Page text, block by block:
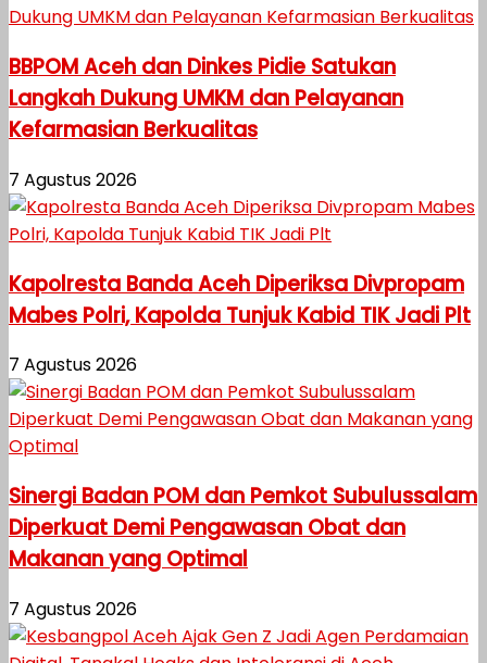
BBPOM Aceh dan Dinkes Pidie Satukan
Langkah Dukung UMKM dan Pelayanan
Kefarmasian Berkualitas
7 Agustus 2026
Kapolresta Banda Aceh Diperiksa Divpropam
Mabes Polri, Kapolda Tunjuk Kabid TIK Jadi Plt
7 Agustus 2026
Sinergi Badan POM dan Pemkot Subulussalam
Diperkuat Demi Pengawasan Obat dan
Makanan yang Optimal
7 Agustus 2026